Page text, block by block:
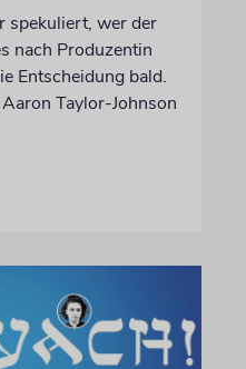
spekuliert, wer der
nach Produzentin
Entscheidung bald.
Taylor-Johnson